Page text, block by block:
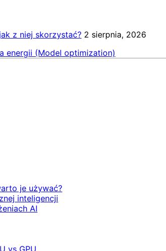
z niej skorzystać? 2 sierpnia, 2026
energii (Model optimization)
je używać?
inteligencji
AI
vs GPU